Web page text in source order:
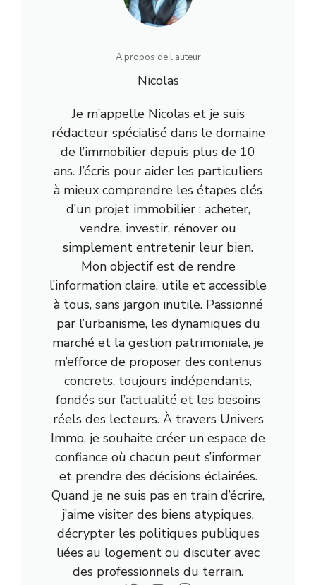
A propos de l'auteur
Nicolas
Je m’appelle Nicolas et je suis
rédacteur spécialisé dans le domaine
de l’immobilier depuis plus de 10
ans. J’écris pour aider les particuliers
à mieux comprendre les étapes clés
d’un projet immobilier : acheter,
vendre, investir, rénover ou
simplement entretenir leur bien.
Mon objectif est de rendre
l’information claire, utile et accessible
à tous, sans jargon inutile. Passionné
par l’urbanisme, les dynamiques du
marché et la gestion patrimoniale, je
m’efforce de proposer des contenus
concrets, toujours indépendants,
fondés sur l’actualité et les besoins
réels des lecteurs. À travers Univers
Immo, je souhaite créer un espace de
confiance où chacun peut s’informer
et prendre des décisions éclairées.
Quand je ne suis pas en train d’écrire,
j’aime visiter des biens atypiques,
décrypter les politiques publiques
liées au logement ou discuter avec
des professionnels du terrain.